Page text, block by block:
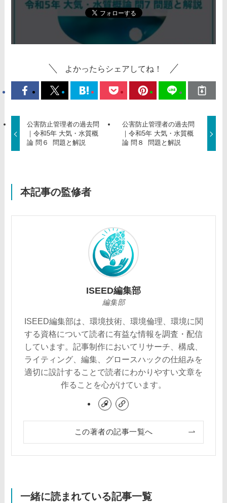
よかったらシェアしてね！
公害防止管理者の過去問
｜令和5年 大気・水質概
論 問６ 問題と解説
公害防止管理者の過去問
｜令和5年 大気・水質概
論 問８ 問題と解説
本記事の監修者
ISEED編集部
編集部
ISEED編集部は、環境技術、環境倫理、環境に関
する資格について読者に有益な情報を調査・配信
しています。記事制作においてリサーチ、構成、
ライティング、編集、グロースハックの仕組みを
適切に設計することで読者にわかりやすい文章を
作ることを心がけています。
この著者の記事一覧へ
一緒に読まれている記事一覧